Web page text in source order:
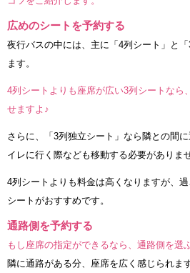
広めのシートを予約する
夜行バスの中には、主に「4列シート」と
ます。
4列シートよりも座席が広い3列シートなら
せますよ♪
さらに、「3列独立シート」なら隣との間
イレに行く際なども移動する必要がありませ
4列シートよりも料金は高くなりますが、
シートがおすすめです。
通路側を予約する
もし座席の指定ができるなら、通路側を選
隣に通路がある分、座席を広く感じられま